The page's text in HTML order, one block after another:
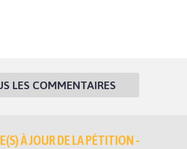
LES COMMENTAIRES
À JOUR DE LA PÉTITION -